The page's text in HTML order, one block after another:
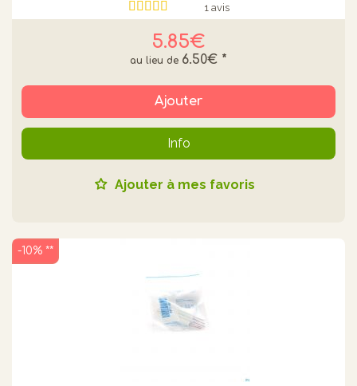
1 avis
5.85€
6.50€ *
Ajouter
Info
Ajouter à mes favoris
-10% **